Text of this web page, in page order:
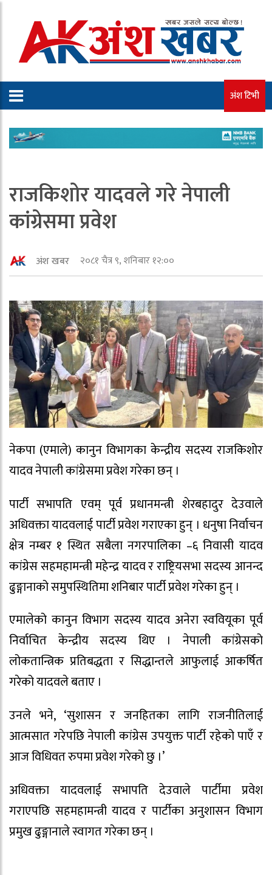
अंश टिभी
राजकिशोर यादवले गरे नेपाली
कांग्रेसमा प्रवेश
अंश खबर २०८१ चैत्र ९, शनिबार १२:००
नेकपा (एमाले) कानुन विभागका केन्द्रीय सदस्य राजकिशोर
यादव नेपाली कांग्रेसमा प्रवेश गरेका छन् ।
पार्टी सभापति एवम् पूर्व प्रधानमन्त्री शेरबहादुर देउवाले
अधिवक्ता यादवलाई पार्टी प्रवेश गराएका हुन् । धनुषा निर्वाचन
क्षेत्र नम्बर १ स्थित सबैला नगरपालिका –६ निवासी यादव
कांग्रेस सहमहामन्त्री महेन्द्र यादव र राष्ट्रियसभा सदस्य आनन्द
ढुङ्गानाको समुपस्थितिमा शनिबार पार्टी प्रवेश गरेका हुन् ।
एमालेको कानुन विभाग सदस्य यादव अनेरा स्ववियूका पूर्व
निर्वाचित केन्द्रीय सदस्य थिए । नेपाली कांग्रेसको
लोकतान्त्रिक प्रतिबद्धता र सिद्धान्तले आफुलाई आकर्षित
गरेको यादवले बताए ।
उनले भने, ‘सुशासन र जनहितका लागि राजनीतिलाई
आत्मसात गरेपछि नेपाली कांग्रेस उपयुक्त पार्टी रहेको पाएँ र
आज विधिवत रुपमा प्रवेश गरेको छु ।’
अधिवक्ता यादवलाई सभापति देउवाले पार्टीमा प्रवेश
गराएपछि सहमहामन्त्री यादव र पार्टीका अनुशासन विभाग
प्रमुख ढुङ्गानाले स्वागत गरेका छन् ।